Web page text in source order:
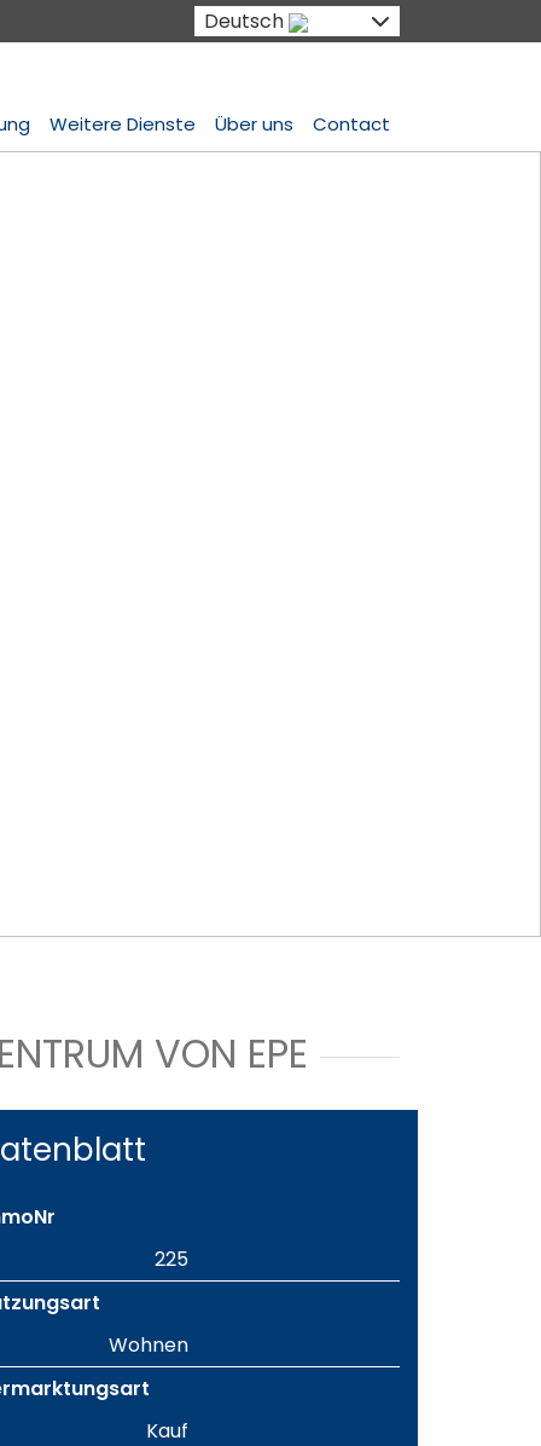
Deutsch
Weitere Dienste Über uns Contact
VON EPE
225
Wohnen
Kauf